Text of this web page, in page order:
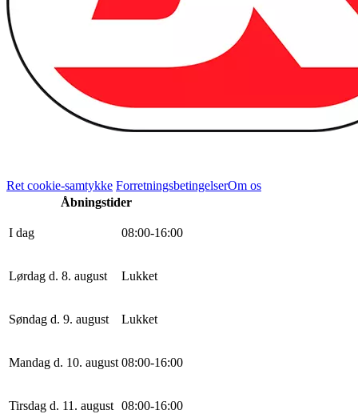
Ret cookie-samtykke ForretningsbetingelserOm os
Åbningstider
I dag 08:00-16:00
Lørdag d. 8. august Lukket
Søndag d. 9. august Lukket
Mandag d. 10. august 08:00-16:00
Tirsdag d. 11. august 08:00-16:00